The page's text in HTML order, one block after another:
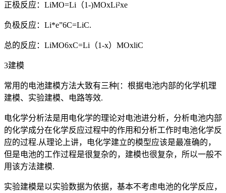
正极反应：LiMO=Li（1-)MOxLi²xe
负极反应：Li*e”6C=LiC.
总的反应：LiMO6xC=Li（1-x）MOxliC
3建模
常用的电池建模方法大致有三种[：根据电池内部的化学机理
建模、实验建模、电路等效.
电化学分析法是用电化学的理论对电池进分析，分析电池内部
的化学成分在化学反应过程中的作用和分析工作时电池化学反
应的过程.从理论上讲，电化学建立的模型应该是最准确的，
但是电池的工作过程是很复杂的，建模也很复杂，所以一般不
用该方法建模.
实验建模是以实验数据为依据，基本不考虑电池的化学反应，